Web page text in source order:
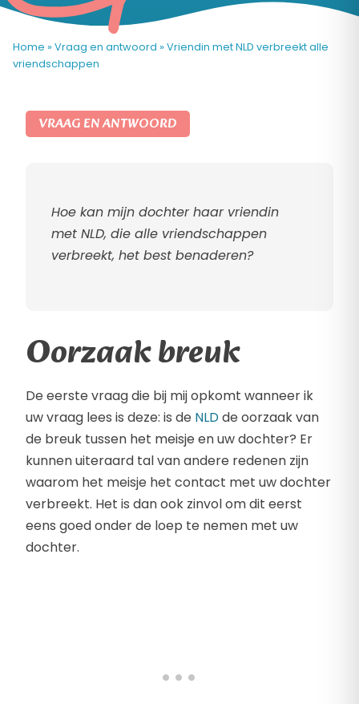
Home » Vraag en antwoord » Vriendin met NLD verbreekt alle
vriendschappen
VRAAG EN ANTWOORD
Hoe kan mijn dochter haar vriendin
met NLD, die alle vriendschappen
verbreekt, het best benaderen?
Oorzaak breuk
De eerste vraag die bij mij opkomt wanneer ik
uw vraag lees is deze: is de NLDde oorzaak van
de breuk tussen het meisje en uw dochter? Er
kunnen uiteraard tal van andere redenen zijn
waarom het meisje het contact met uw dochter
verbreekt. Het is dan ook zinvol om dit eerst
eens goed onder de loep te nemen met uw
dochter.